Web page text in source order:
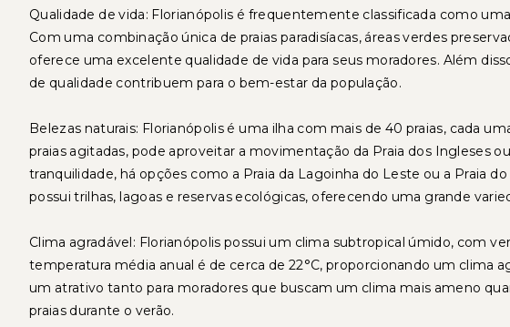
Qualidade de vida: Florianópolis é frequentemente classificada como
Com uma combinação única de praias paradisíacas, áreas verdes
oferece uma excelente qualidade de vida para seus moradores. Além
de qualidade contribuem para o bem-estar da população.
Belezas naturais: Florianópolis é uma ilha com mais de 40 praias, cada
praias agitadas, pode aproveitar a movimentação da Praia dos Ingleses
tranquilidade, há opções como a Praia da Lagoinha do Leste ou a Praia
possui trilhas, lagoas e reservas ecológicas, oferecendo uma grande
Clima agradável: Florianópolis possui um clima subtropical úmido, com
temperatura média anual é de cerca de 22°C, proporcionando um clima
um atrativo tanto para moradores que buscam um clima mais ameno
praias durante o verão.